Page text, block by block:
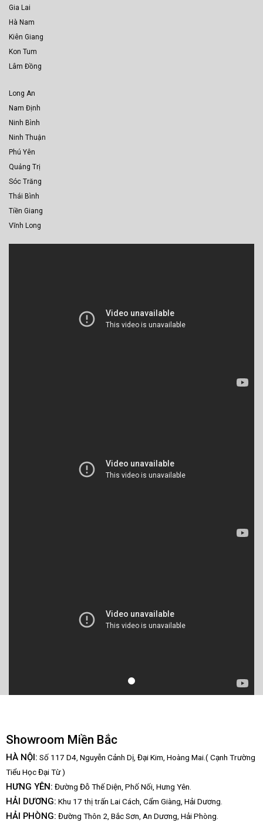
Gia Lai
Hà Nam
Kiên Giang
Kon Tum
Lâm Đồng
Long An
Nam Định
Ninh Bình
Ninh Thuận
Phú Yên
Quảng Trị
Sóc Trăng
Thái Bình
Tiền Giang
Vĩnh Long
Showroom Miền Bắc
HÀ NỘI: Số 117 D4, Nguyễn Cảnh Dị, Đại Kim, Hoàng Mai.( Cạnh Trường
Tiểu Học Đại Từ )
HƯNG YÊN: Đường Đỗ Thế Diện, Phố Nối, Hưng Yên.
HẢI DƯƠNG: Khu 17 thị trấn Lai Cách, Cẩm Giàng, Hải Dương.
HẢI PHÒNG: Đường Thôn 2, Bắc Sơn, An Dương, Hải Phòng.